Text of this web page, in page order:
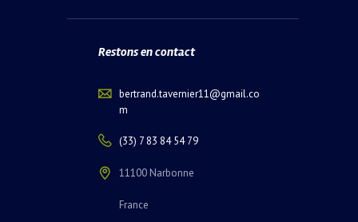
Restons en contact
bertrand.tavernier11@gmail.co
m
(33) 7 83 84 54 79
11100 Narbonne
France